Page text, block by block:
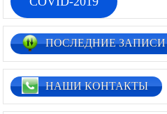
COVID-2019
ПОСЛЕДНИЕ ЗАПИСИ
НАШИ КОНТАКТЫ